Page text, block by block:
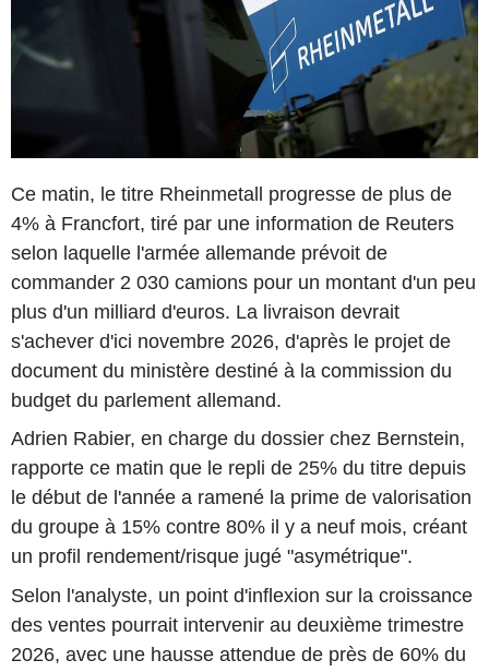
Ce matin, le titre Rheinmetall progresse de plus de
4% à Francfort, tiré par une information de Reuters
selon laquelle l'armée allemande prévoit de
commander 2 030 camions pour un montant d'un peu
plus d'un milliard d'euros. La livraison devrait
s'achever d'ici novembre 2026, d'après le projet de
document du ministère destiné à la commission du
budget du parlement allemand.
Adrien Rabier, en charge du dossier chez Bernstein,
rapporte ce matin que le repli de 25% du titre depuis
le début de l'année a ramené la prime de valorisation
du groupe à 15% contre 80% il y a neuf mois, créant
un profil rendement/risque jugé "asymétrique".
Selon l'analyste, un point d'inflexion sur la croissance
des ventes pourrait intervenir au deuxième trimestre
2026, avec une hausse attendue de près de 60% du